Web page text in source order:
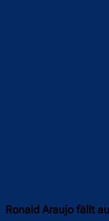
Ronald Araujo fällt